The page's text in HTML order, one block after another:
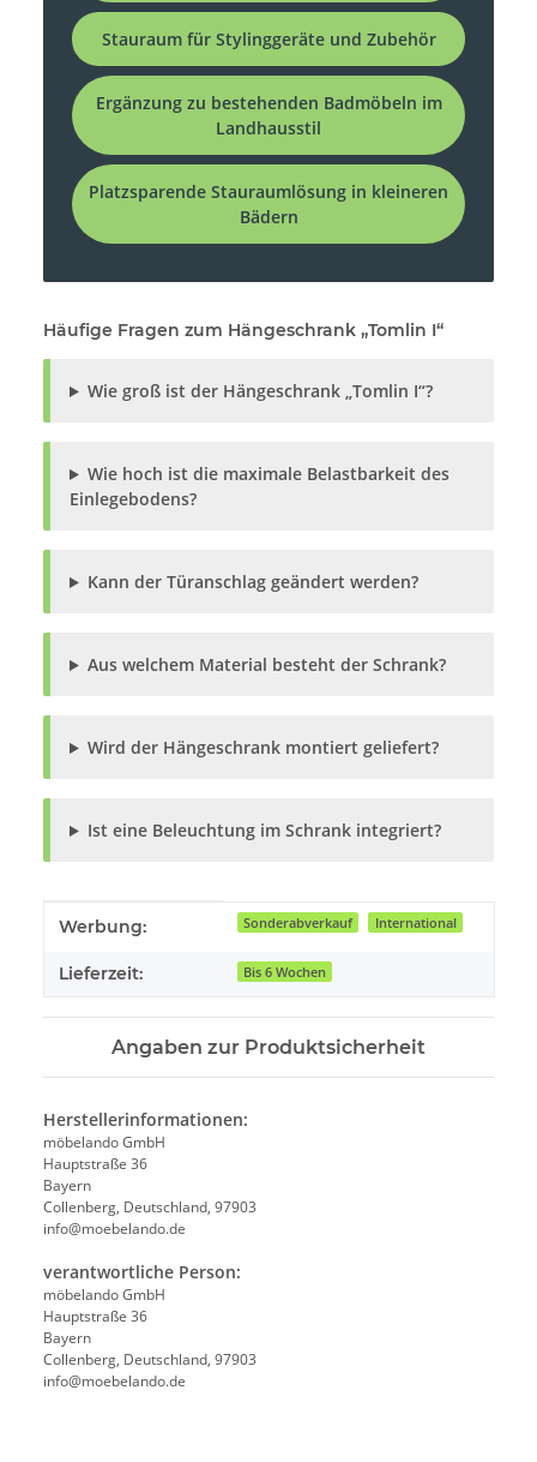
Stauraum für Stylinggeräte und Zubehör
Ergänzung zu bestehenden Badmöbeln im
Landhausstil
Platzsparende Stauraumlösung in kleineren
Bädern
Häufige Fragen zum Hängeschrank „Tomlin I“
Wie groß ist der Hängeschrank „Tomlin I“?
Wie hoch ist die maximale Belastbarkeit des
Einlegebodens?
Kann der Türanschlag geändert werden?
Aus welchem Material besteht der Schrank?
Wird der Hängeschrank montiert geliefert?
Ist eine Beleuchtung im Schrank integriert?
Produkteigenschaft
Wert
Werbung: Sonderabverkauf International
Lieferzeit: Bis 6 Wochen
Angaben zur Produktsicherheit
Herstellerinformationen:
möbelando GmbH
Hauptstraße 36
Bayern
Collenberg, Deutschland, 97903
info@moebelando.de
verantwortliche Person:
möbelando GmbH
Hauptstraße 36
Bayern
Collenberg, Deutschland, 97903
info@moebelando.de